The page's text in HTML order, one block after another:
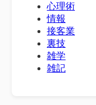
心理術
情報
接客業
裏技
雑学
雑記